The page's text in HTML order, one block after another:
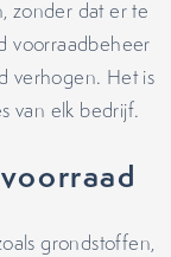
zonder dat er te
voorraadbeheer
verhogen. Het is
van elk bedrijf.
grondstoffen,